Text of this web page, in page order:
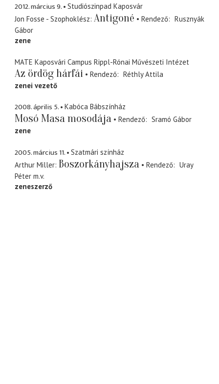
2012. március 9.
Studiószinpad Kaposvár
Jon Fosse - Szophoklész Antigoné Rendező
Rusznyák
Gábor
zene
MATE Kaposvári Campus Rippl-Rónai Művészeti Intézet
Az ördög hárfái Rendező
Réthly Attila
zenei vezető
2008. április 5. Kabóca Bábszínház
Mosó Masa mosodája Rendező
Sramó Gábor
zene
2005. március 11.
Szatmári színház
Arthur Miller Boszorkányhajsza Rendező
Uray
Péter m.v.
zeneszerző